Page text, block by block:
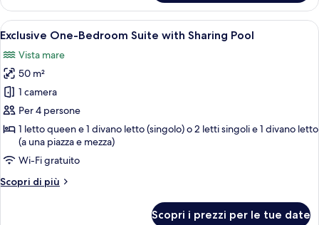
Two-
Bedroom
Suite
Apri
tutte
le
foto
per
Exclusive
One-
Bedroom
Suite
with
Sharing
Un soggiorno con divano, tavolino,
4
Exclusive One-Bedroom Suite with Sharing Pool
Vista mare
50 m²
1 camera
Per 4 persone
1 letto queen e 1 divano letto (singolo) o 2 letti singoli e 1 divano letto
(a una piazza e mezza)
Wi-Fi gratuito
Scopri di più
Altri
Scopri i prezzi per le tue date